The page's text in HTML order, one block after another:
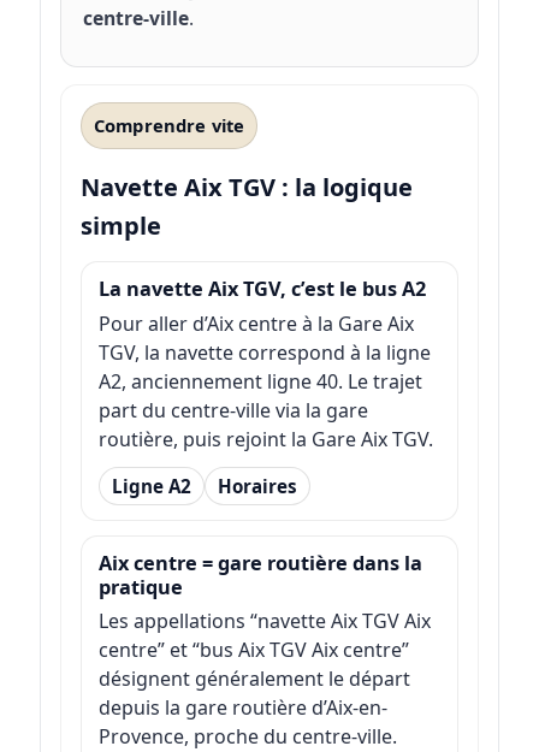
centre-ville.
Comprendre vite
Navette Aix TGV : la logique
simple
La navette Aix TGV, c’est le bus A2
Pour aller d’Aix centre à la Gare Aix
TGV, la navette correspond à la ligne
A2, anciennement ligne 40. Le trajet
part du centre-ville via la gare
routière, puis rejoint la Gare Aix TGV.
Ligne A2 Horaires
Aix centre = gare routière dans la
pratique
Les appellations “navette Aix TGV Aix
centre” et “bus Aix TGV Aix centre”
désignent généralement le départ
depuis la gare routière d’Aix-en-
Provence, proche du centre-ville.